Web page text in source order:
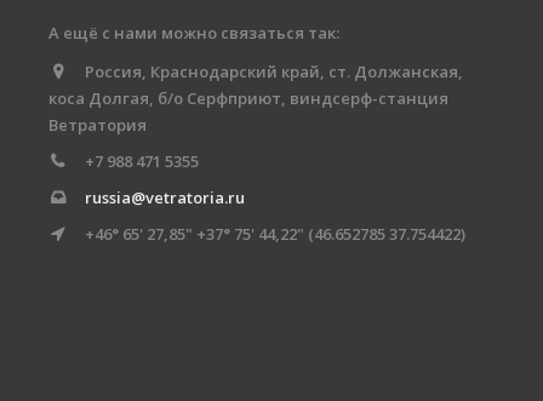
А ещё с нами можно связаться так:
Россия, Краснодарский край, ст. Должанская,
коса Долгая, б/о Серфприют, виндсерф-станция
Ветратория
+7 988 471 5355
russia@vetratoria.ru
+46° 65' 27,85" +37° 75' 44,22" (46.652785 37.754422)